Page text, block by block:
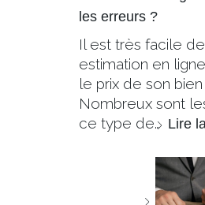
les erreurs ?
Il est très facile
estimation en
le prix de son
Nombreux sont
ce type de… Lire